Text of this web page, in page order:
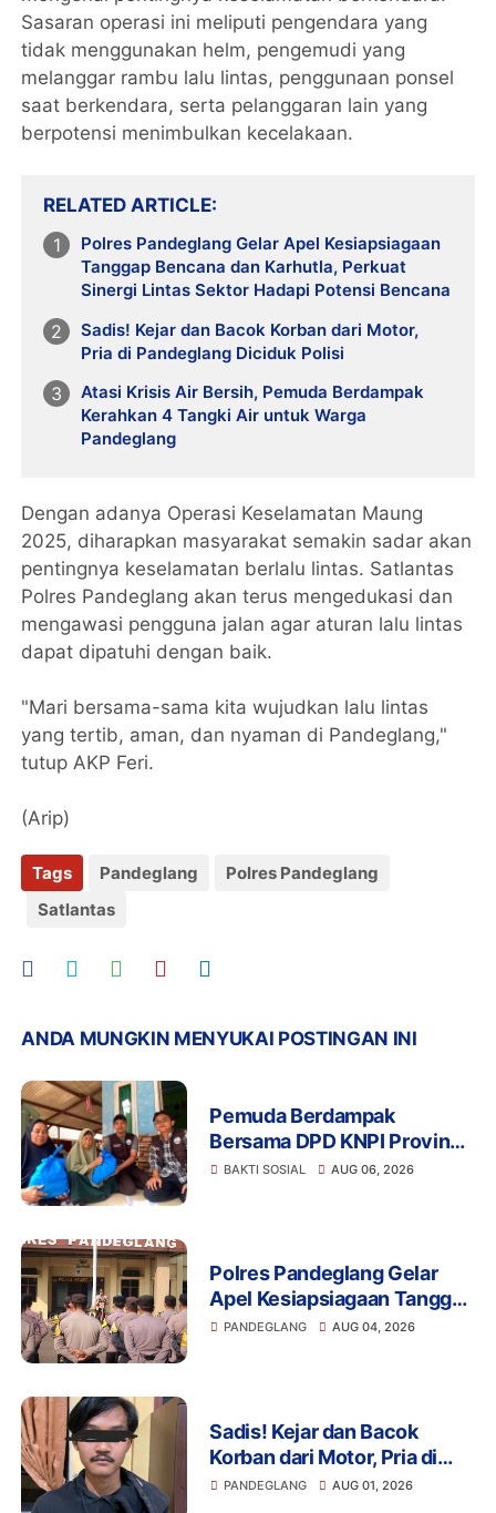
Sasaran operasi ini meliputi pengendara yang
tidak menggunakan helm, pengemudi yang
melanggar rambu lalu lintas, penggunaan ponsel
saat berkendara, serta pelanggaran lain yang
berpotensi menimbulkan kecelakaan.
RELATED ARTICLE
Polres Pandeglang Gelar Apel Kesiapsiagaan
Tanggap Bencana dan Karhutla, Perkuat
Sinergi Lintas Sektor Hadapi Potensi Bencana
Sadis! Kejar dan Bacok Korban dari Motor,
Pria di Pandeglang Diciduk Polisi
Atasi Krisis Air Bersih, Pemuda Berdampak
Kerahkan 4 Tangki Air untuk Warga
Pandeglang
Dengan adanya Operasi Keselamatan Maung
2025, diharapkan masyarakat semakin sadar akan
pentingnya keselamatan berlalu lintas. Satlantas
Polres Pandeglang akan terus mengedukasi dan
mengawasi pengguna jalan agar aturan lalu lintas
dapat dipatuhi dengan baik.
"Mari bersama-sama kita wujudkan lalu lintas
yang tertib, aman, dan nyaman di Pandeglang,"
tutup AKP Feri.
(Arip)
Tags Pandeglang
Polres Pandeglang
Satlantas
ANDA MUNGKIN MENYUKAI POSTINGAN INI
Pemuda Berdampak
Bersama DPD KNPI Provinsi
Banten dan KKN Kelompok
BAKTI SOSIAL AUG 06, 2026
Polres Pandeglang Gelar
Apel Kesiapsiagaan Tanggap
Bencana dan Karhutla,
PANDEGLANG AUG 04, 2026
Sadis! Kejar dan Bacok
Korban dari Motor, Pria di
Pandeglang Diciduk Polisi
PANDEGLANG AUG 01, 2026